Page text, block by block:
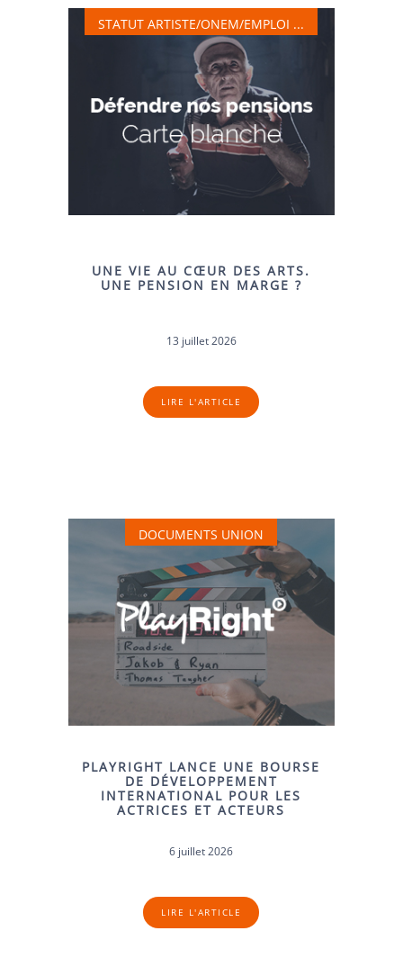
STATUT ARTISTE/ONEM/EMPLOI ...
UNE VIE AU CŒUR DES ARTS.
UNE PENSION EN MARGE ?
13 juillet 2026
LIRE L'ARTICLE
DOCUMENTS UNION
PLAYRIGHT LANCE UNE BOURSE
DE DÉVELOPPEMENT
INTERNATIONAL POUR LES
ACTRICES ET ACTEURS
6 juillet 2026
LIRE L'ARTICLE